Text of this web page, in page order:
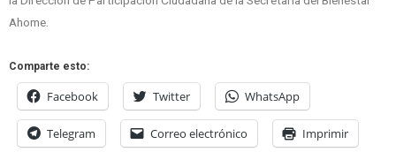
Ahome.
Comparte esto:
Facebook Twitter WhatsApp
Telegram Correo electrónico Imprimir